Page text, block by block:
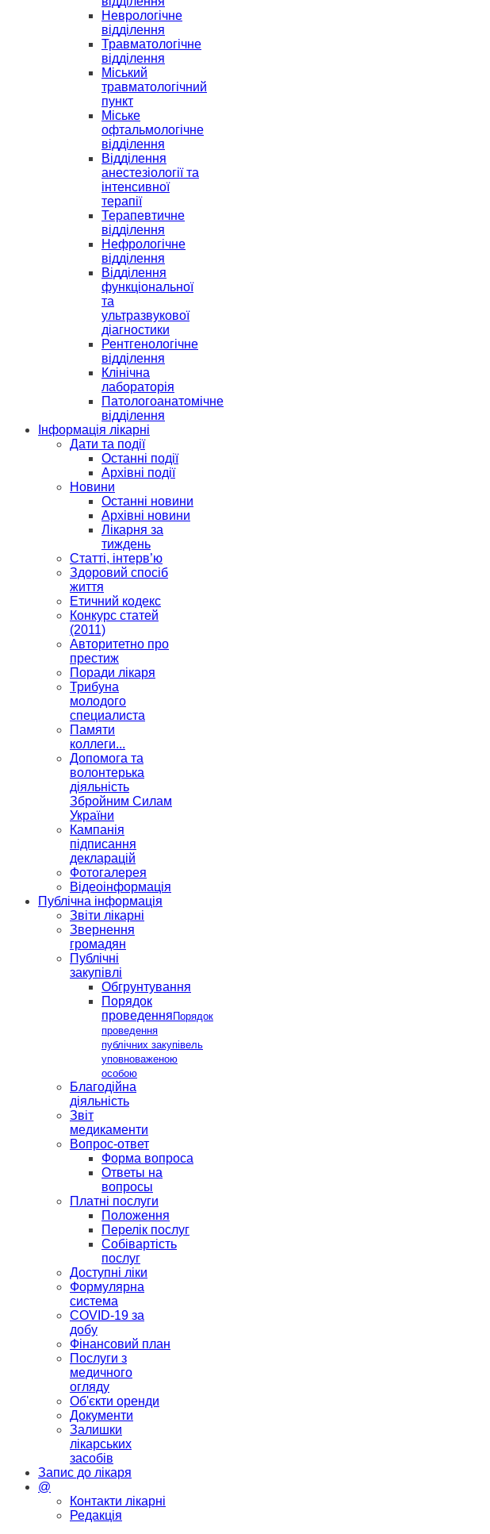
Неврологічне
відділення
Травматологічне
відділення
Міський
травматологічний
пункт
Міське
офтальмологічне
відділення
Відділення
анестезіології та
інтенсивної
терапії
Терапевтичне
відділення
Нефрологічне
відділення
Відділення
функціональної
та
ультразвукової
діагностики
Рентгенологічне
відділення
Клінічна
лабораторія
Патологоанатомічне
відділення
Інформація лікарні
Дати та події
Останні події
Архівні події
Новини
Останні новини
Архівні новини
Лікарня за
тиждень
Статті, інтерв’ю
Здоровий спосіб
життя
Етичний кодекс
Конкурс статей
(2011)
Авторитетно про
престиж
Поради лікаря
Трибуна
молодого
специалиста
Памяти
коллеги...
Допомога та
волонтерька
діяльність
Збройним Силам
України
Кампанія
підписання
декларацій
Фотогалерея
Відеоінформація
Публічна інформація
Звіти лікарні
Звернення
громадян
Публічні
закупівлі
Обгрунтування
Порядок
проведення Порядок
проведення
публічних закупівель
уповноваженою
особою
Благодійна
діяльність
Звіт
медикаменти
Вопрос-ответ
Форма вопроса
Ответы на
вопросы
Платні послуги
Положення
Перелік послуг
Собівартість
послуг
Доступні ліки
Формулярна
система
COVID-19 за
добу
Фінансовий план
Послуги з
медичного
огляду
Об'єкти оренди
Документи
Залишки
лікарських
засобів
Запис до лікаря
@
Контакти лікарні
Редакція